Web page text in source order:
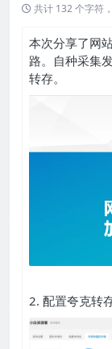
共计 132 个字符
本次分享了网
路。自种采集
转存。
2. 配置夸克转